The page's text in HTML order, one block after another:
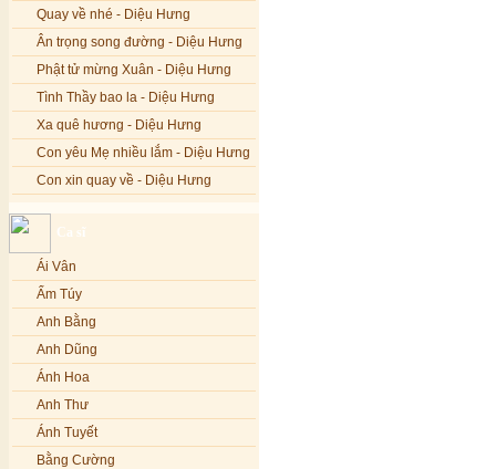
Quay về nhé - Diệu Hưng
Ân trọng song đường - Diệu Hưng
Phật tử mừng Xuân - Diệu Hưng
Tình Thầy bao la - Diệu Hưng
Xa quê hương - Diệu Hưng
Con yêu Mẹ nhiều lắm - Diệu Hưng
Con xin quay về - Diệu Hưng
Nếu xa Phật - Diệu Hưng
Tình Lam - Kim Khánh & Hoàng
Vĩnh
Xin cho con niềm tin - Kim Linh
Quán Âm Mẹ hiền - Kim Linh
Nhạc niệm Nam Mô A Di Đà Phật -
Kim Linh
Mẹ Từ Bi - Kim Linh
12 Lời nguyện của Bồ tát Quán Thế
Âm - Kim Linh
Ca sĩ
Ái Vân
Ẩm Túy
Anh Bằng
Anh Dũng
Ánh Hoa
Anh Thư
Ánh Tuyết
Bằng Cường